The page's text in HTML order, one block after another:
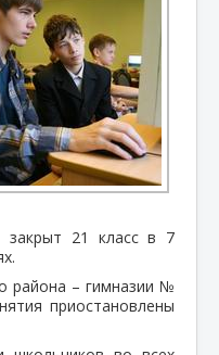
закрыт 21 класс в 7
района – гимназии №
приостановлены